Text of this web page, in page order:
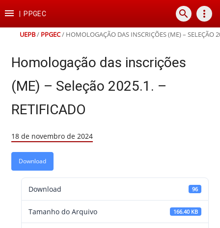
para
conteúdo
para
para
para
rodapé
 PPGEC search more_vert
UEPB/ PPGEC/ HOMOLOGAÇÃO DAS INSCRIÇÕES (ME) – SELEÇÃO
Homologação das inscrições
(ME) – Seleção 2025.1. –
RETIFICADO
18 de novembro de 2024
Download
Download 96
Tamanho do Arquivo 166.40 KB